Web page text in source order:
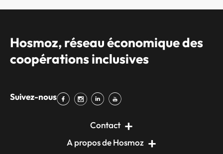
Hosmoz, réseau économique des
coopérations inclusives
Suivez-nous
Contact
A propos de Hosmoz